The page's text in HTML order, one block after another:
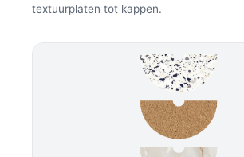
textuurplaten tot kappen.